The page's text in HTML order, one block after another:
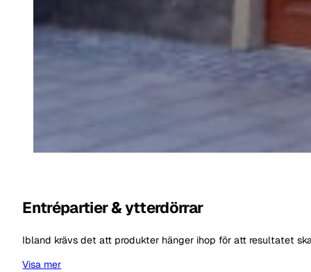
Entrépartier & ytterdörrar
Ibland krävs det att produkter hänger ihop för att resultatet
Visa mer